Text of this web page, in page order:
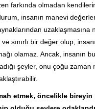
farkında olmadan
insanın manevi
uzaklaşmasına
sınırlı bir değer olup,
olamaz. Ancak, insanın
şeyler, onu çoğu zaman
etmek, öncelikle bireyin